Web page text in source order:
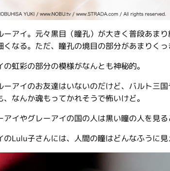
ーアイ。元々黒目（瞳孔）が大きく普段あま
くなる。ただ、瞳孔の境目の部分があまりく
の虹彩の部分の模様がなんとも神秘的。
ーアイのお友達はいないのだけど、バルト三
、なんか魂もってかれそうで怖いけど。
アイやグレーアイの国の人は黒い瞳の人を見
のLulu子さんには、人間の瞳はどんなふうに見